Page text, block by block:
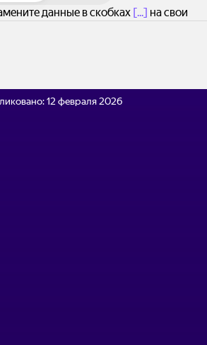
данные в скобках [...] на свои
12 февраля 2026